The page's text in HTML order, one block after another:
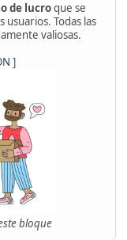
de lucroque se
usuarios. Todas las
valiosas.
]
bloque